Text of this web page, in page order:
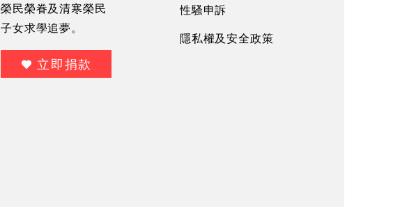
榮民榮眷及清寒榮民
子女求學追夢。
立即捐款
性騷申訴
隱私權及安全政策